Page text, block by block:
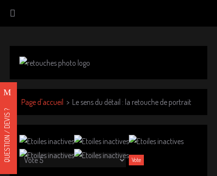
Page d'accueil Le sens du détail : la retouche de portrait
V
QUESTION / DEVIS ?